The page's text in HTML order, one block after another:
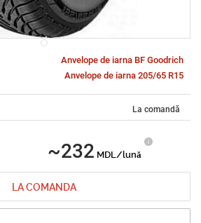
Anvelope de iarna BF Goodrich
Anvelope de iarna 205/65 R15
La comandă
~232 MDL/lună
LA COMANDA